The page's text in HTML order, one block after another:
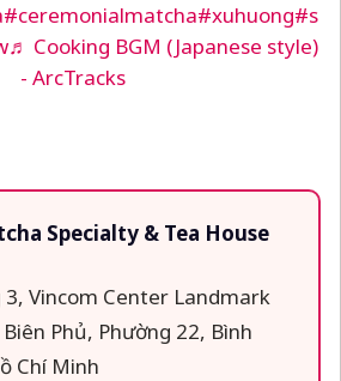
#ceremonialmatcha#xuhuong#s
♬ Cooking BGM (Japanese style)
- ArcTracks
Specialty & Tea House
Vincom Center Landmark
Phủ, Phường 22, Bình
Chí Minh